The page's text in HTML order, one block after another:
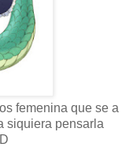
femenina que se a
siquiera pensarla